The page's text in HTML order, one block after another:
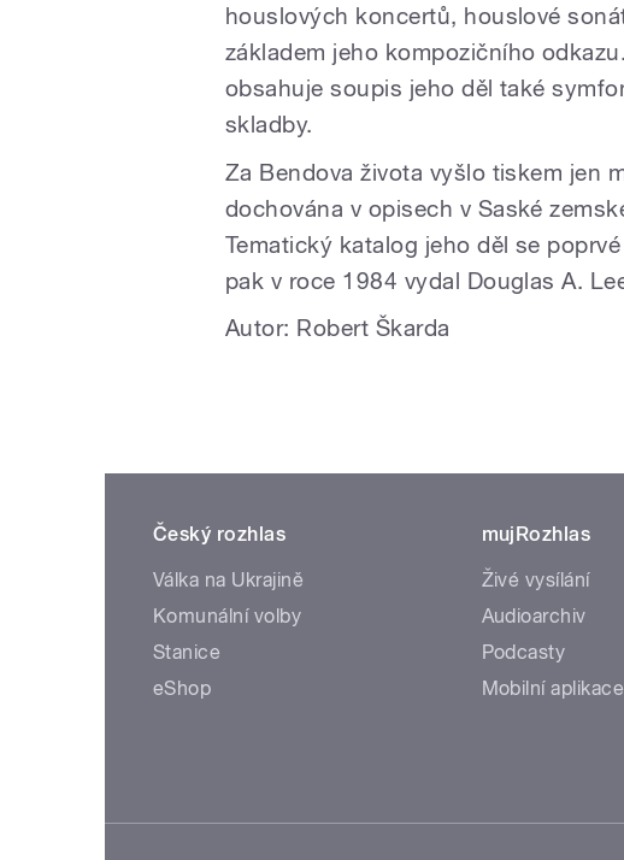
houslových koncertů, houslové
základem jeho kompozičního
obsahuje soupis jeho děl také
skladby.
Za Bendova života vyšlo tiskem jen
dochována v opisech v Saské
Tematický katalog jeho děl se
pak v roce 1984 vydal Douglas A.
Autor: Robert Škarda
Český rozhlas
Válka na Ukrajině
Komunální volby
Stanice
eShop
mujRozhlas
Živé vysílání
Audioarchiv
Podcasty
Mobilní aplikace